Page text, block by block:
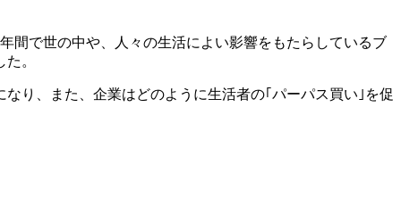
間で世の中や、人々の生活によい影響をもたらしているブ
。
り、また、企業はどのように生活者の｢パーパス買い｣を促